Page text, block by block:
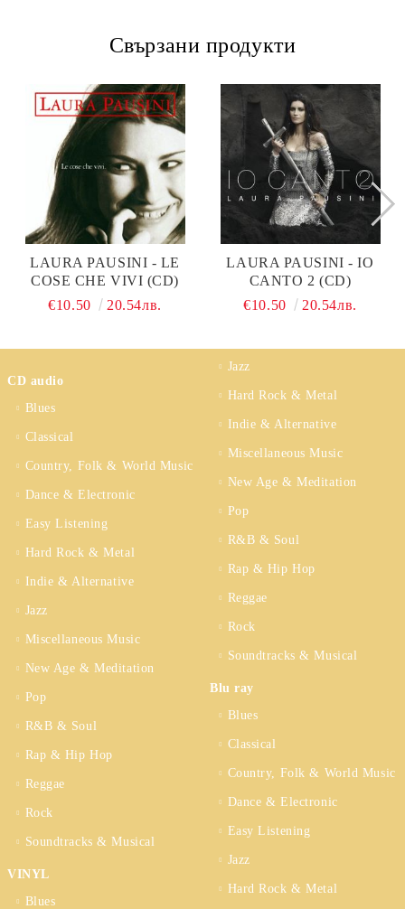
Свързани продукти
LAURA PAUSINI - LE
COSE CHE VIVI (CD)
€10.50
20.54лв.
LAURA PAUSINI - IO
CANTO 2 (CD)
€10.50
20.54лв.
CD audio
Blues
Classical
Country, Folk & World Music
Dance & Electronic
Easy Listening
Hard Rock & Metal
Indie & Alternative
Jazz
Miscellaneous Music
New Age & Meditation
Pop
R&B & Soul
Rap & Hip Hop
Reggae
Rock
Soundtracks & Musical
VINYL
Blues
Jazz
Hard Rock & Metal
Indie & Alternative
Miscellaneous Music
New Age & Meditation
Pop
R&B & Soul
Rap & Hip Hop
Reggae
Rock
Soundtracks & Musical
Blu ray
Blues
Classical
Country, Folk & World Music
Dance & Electronic
Easy Listening
Jazz
Hard Rock & Metal